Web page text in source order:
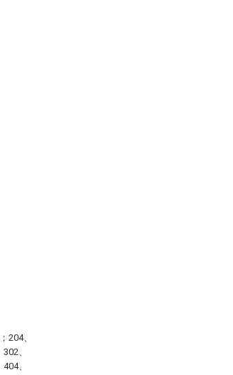
204、
、
、